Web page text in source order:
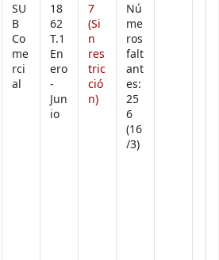
SU
B
Co
me
rci
al
18
62
T.1
En
ero
-
Jun
io
7
(Si
n
res
tric
ció
n)
Nú
me
ros
falt
ant
es:
25
6
(16
/3)